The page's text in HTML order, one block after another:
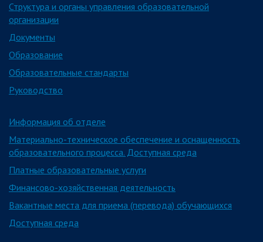
Структура и органы управления образовательной
организации
Документы
Образование
Образовательные стандарты
Руководство
Информация об отделе
Материально-техническое обеспечение и оснащенность
образовательного процесса. Доступная среда
Платные образовательные услуги
Финансово-хозяйственная деятельность
Вакантные места для приема (перевода) обучающихся
Доступная среда